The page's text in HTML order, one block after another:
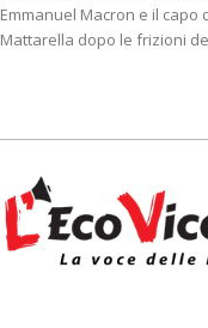
Emmanuel Macron e il capo
Mattarella dopo le frizioni